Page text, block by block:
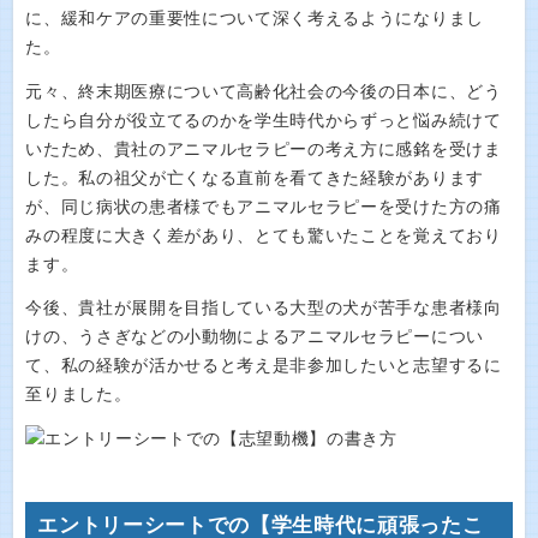
に、緩和ケアの重要性について深く考えるようになりまし
た。
元々、終末期医療について高齢化社会の今後の日本に、どう
したら自分が役立てるのかを学生時代からずっと悩み続けて
いたため、貴社のアニマルセラピーの考え方に感銘を受けま
した。私の祖父が亡くなる直前を看てきた経験があります
が、同じ病状の患者様でもアニマルセラピーを受けた方の痛
みの程度に大きく差があり、とても驚いたことを覚えており
ます。
今後、貴社が展開を目指している大型の犬が苦手な患者様向
けの、うさぎなどの小動物によるアニマルセラピーについ
て、私の経験が活かせると考え是非参加したいと志望するに
至りました。
エントリーシートでの【学生時代に頑張ったこ